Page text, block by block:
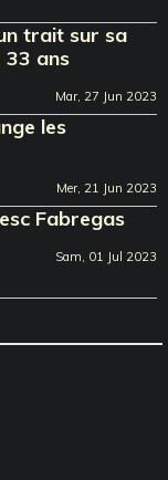
trait sur sa
33 ans
Mar, 27 Jun 2023
les
Mer, 21 Jun 2023
Fabregas
Sam, 01 Jul 2023